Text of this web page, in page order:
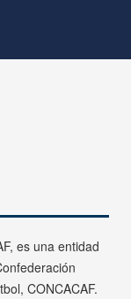
es una entidad
CONCACAF.